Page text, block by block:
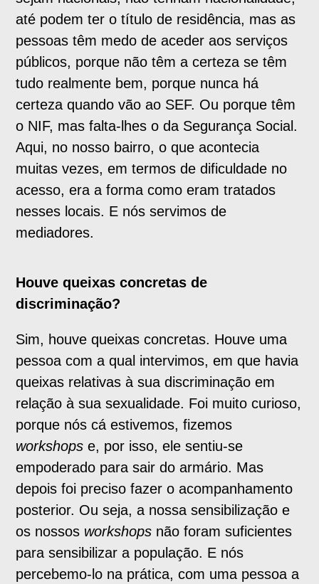
até podem ter o título de residência, mas as
pessoas têm medo de aceder aos serviços
públicos, porque não têm a certeza se têm
tudo realmente bem, porque nunca há
certeza quando vão ao SEF. Ou porque têm
o NIF, mas falta-lhes o da Segurança Social.
Aqui, no nosso bairro, o que acontecia
muitas vezes, em termos de dificuldade no
acesso, era a forma como eram tratados
nesses locais. E nós servimos de
mediadores.
Houve queixas concretas de
discriminação?
Sim, houve queixas concretas. Houve uma
pessoa com a qual intervimos, em que havia
queixas relativas à sua discriminação em
relação à sua sexualidade. Foi muito curioso,
porque nós cá estivemos, fizemos
workshops e, por isso, ele sentiu-se
empoderado para sair do armário. Mas
depois foi preciso fazer o acompanhamento
posterior. Ou seja, a nossa sensibilização e
os nossos workshops não foram suficientes
para sensibilizar a população. E nós
percebemo-lo na prática, com uma pessoa a